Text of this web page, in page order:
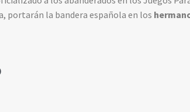
portarán la bandera española en los